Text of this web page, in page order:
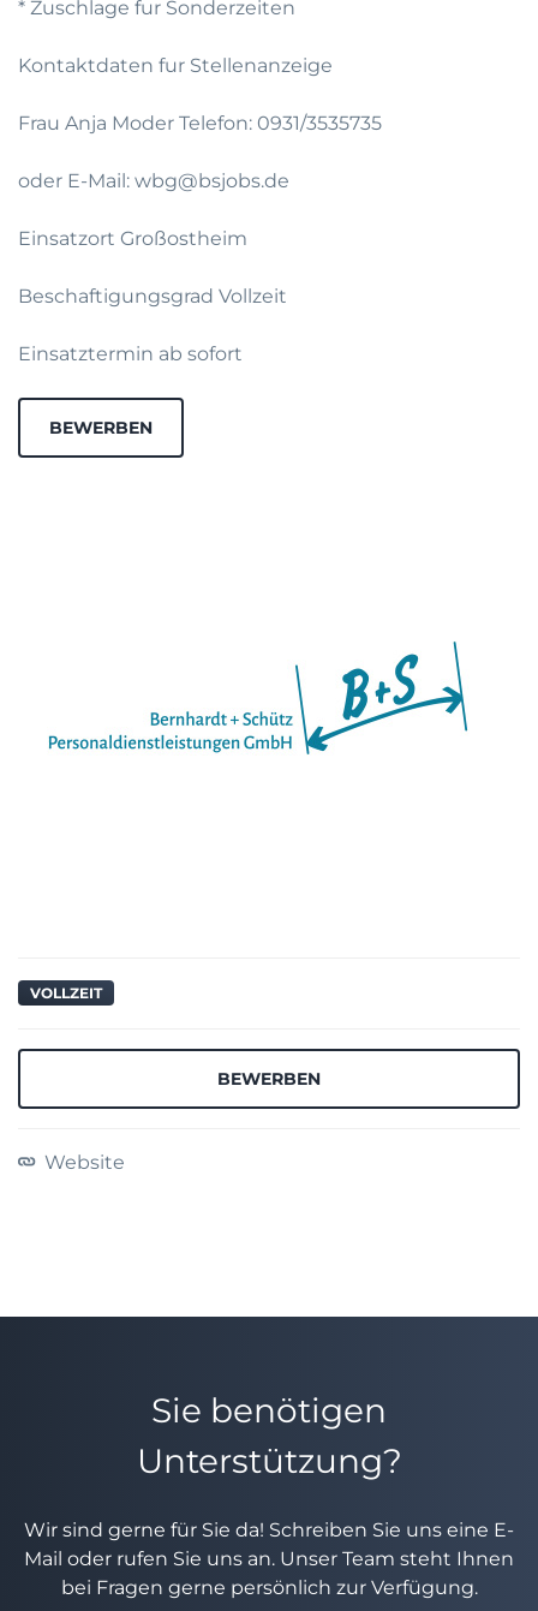
* Zuschlage fur Sonderzeiten
Kontaktdaten fur Stellenanzeige
Frau Anja Moder Telefon: 0931/3535735
oder E-Mail: wbg@bsjobs.de
Einsatzort Großostheim
Beschaftigungsgrad Vollzeit
Einsatztermin ab sofort
BEWERBEN
VOLLZEIT
BEWERBEN
Website
Sie benötigen
Unterstützung?
Wir sind gerne für Sie da! Schreiben Sie uns eine E-
Mail oder rufen Sie uns an. Unser Team steht Ihnen
bei Fragen gerne persönlich zur Verfügung.